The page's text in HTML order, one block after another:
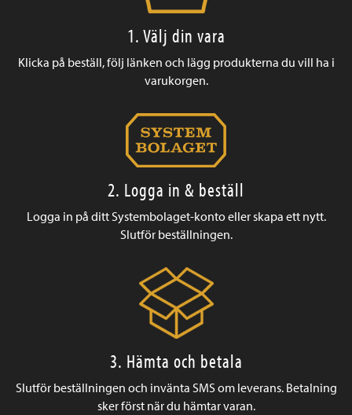
1. Välj din vara
Klicka på beställ, följ länken och lägg produkterna du vill ha i
varukorgen.
2. Logga in & beställ
Logga in på ditt Systembolaget-konto eller skapa ett nytt.
Slutför beställningen.
3. Hämta och betala
Slutför beställningen och invänta SMS om leverans. Betalning
sker först när du hämtar varan.